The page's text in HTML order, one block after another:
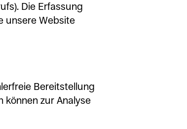
Die Erfassung
unsere Website
Bereitstellung
können zur Analyse